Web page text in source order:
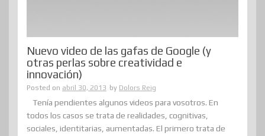
Nuevo video de las gafas de Google (y
otras perlas sobre creatividad e
innovación)
Posted on abril 30, 2013 by Dolors Reig
Tenía pendientes algunos videos para vosotros. En
todos los casos se trata de realidades, cognitivas,
sociales, identitarias, aumentadas. El primero trata de